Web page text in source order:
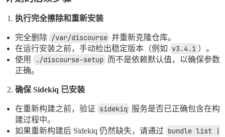
执行完全擦除和重新安装
完全删除 /var/discourse 并重新克隆仓库。
在运行安装之前，手动检出稳定版本（例如
v3.4.1 ）。
使用
./discourse-setup 而不是依赖默认值，以确保参数
正确。
确保 Sidekiq 已安装
在重新构建之前，验证 sidekiq 服务是否已正确包含在构
建过程中。
如果重新构建后 Sidekiq 仍然缺失，请通过 bundle list |